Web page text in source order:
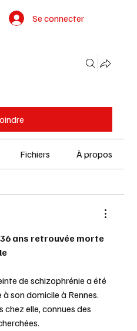
Se connecter
Fichiers À propos
36 ans retrouvée morte
de schizophrénie a été
son domicile à Rennes.
chez elle, connues des